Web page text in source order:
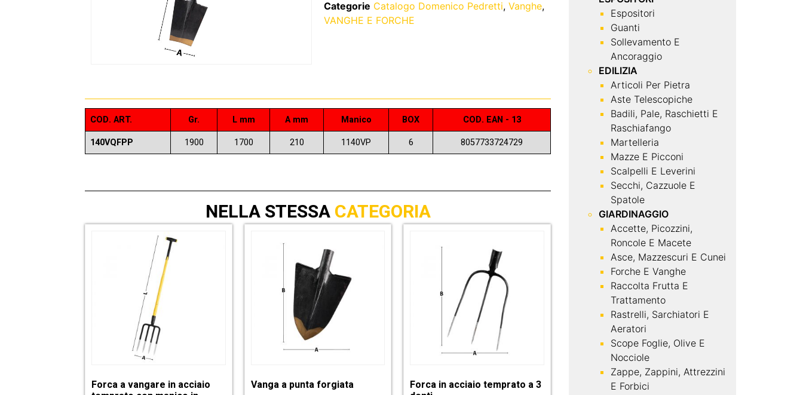
Categorie Catalogo Domenico Pedretti, Vanghe,
VANGHE E FORCHE
COD. ART. Gr. L mm A mm Manico BOX
COD. EAN - 13
140VQFPP
1900 1700 210 1140VP 6 8057733724729
NELLA STESSACATEGORIA
Forca a vangare in acciaio Vanga a punta forgiata Forca in acciaio temprato a 3
Espositori
Guanti
Sollevamento E
Ancoraggio
EDILIZIA
Articoli Per Pietra
Aste Telescopiche
Badili, Pale, Raschietti E
Raschiafango
Martelleria
Mazze E Picconi
Scalpelli E Leverini
Secchi, Cazzuole E
Spatole
GIARDINAGGIO
Accette, Picozzini,
Roncole E Macete
Asce, Mazzescuri E Cunei
Forche E Vanghe
Raccolta Frutta E
Trattamento
Rastrelli, Sarchiatori E
Aeratori
Scope Foglie, Olive E
Nocciole
Zappe, Zappini, Attrezzini
E Forbici